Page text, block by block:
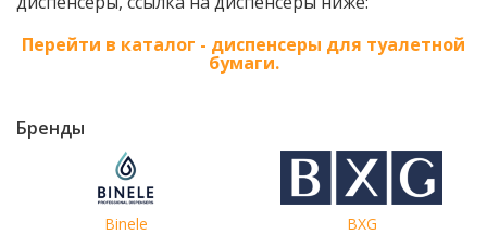
Перейти в каталог - диспенсеры для туалетной
бумаги.
Бренды
Binele BXG